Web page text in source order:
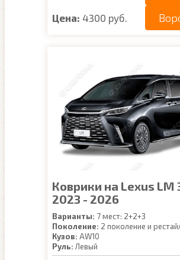
Цена: 4300 руб.
Коврики на Lexus LM
2023 - 2026
Варианты: 7 мест: 2+2+3
Поколение: 2 поколение и
Кузов: AW10
Руль: Левый